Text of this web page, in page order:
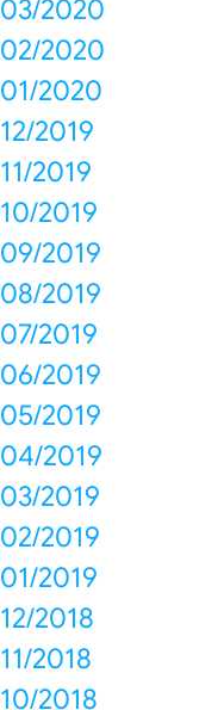
03/2020
02/2020
01/2020
12/2019
11/2019
10/2019
09/2019
08/2019
07/2019
06/2019
05/2019
04/2019
03/2019
02/2019
01/2019
12/2018
11/2018
10/2018